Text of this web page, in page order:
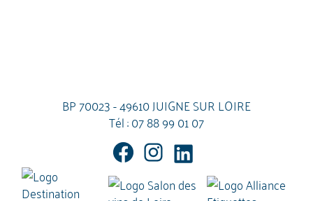
BP 70023 - 49610 JUIGNE SUR LOIRE
Tél :07 88 99 01 07